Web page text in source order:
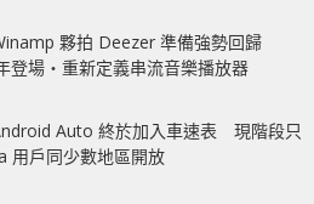
夥拍 Deezer 準備強勢回歸
登場‧重新定義串流音樂播放器
Auto 終於加入車速表 現階段只
用戶同少數地區開放